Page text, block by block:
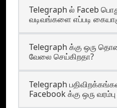
Telegraph ல் Faceb
வடிவங்களை எப்படி
Telegraph க்கு ஒரு
வேலை செய்கிறதா?
Telegraph
Facebook க்கு ஒரு